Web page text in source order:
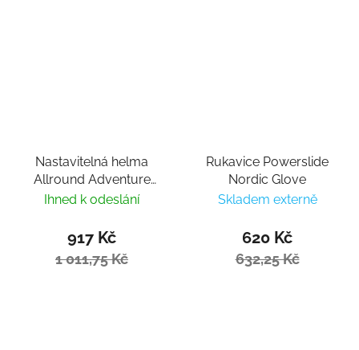
Nastavitelná helma
Allround Adventure
Basic White
Ihned k odeslání
917 Kč
1 011,75 Kč
Rukavice Powerslide
Nordic Glove
Skladem externě
620 Kč
632,25 Kč